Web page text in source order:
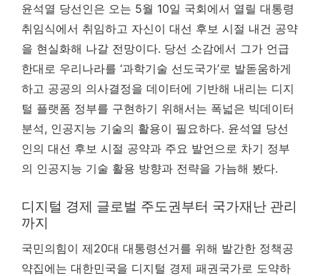
윤석열 당선인은 오는 5월 10일 국회에서 열릴 대통령
취임식에서 취임하고 자신이 대선 후보 시절 내건 공약
을 현실화해 나갈 전망이다. 당선 소감에서 그가 언급
한대로 우리나라를 ‘과학기술 선도국가’로 발돋움하게
하고 공공의 의사결정을 데이터에 기반해 내리는 디지
털 플랫폼 정부를 구현하기 위해서는 폭넓은 빅데이터
분석, 인공지능 기술의 활용이 필요하다. 윤석열 당선
인의 대선 후보 시절 공약과 주요 발언으로 차기 정부
의 인공지능 기술 활용 방향과 전략을 가늠해 봤다.
디지털 경제 글로벌 주도권부터 국가재난 관리
까지
국민의힘이 제20대 대통령선거를 위해 발간한 정책공
약집에는 대한민국을 디지털 경제 패권국가로 도약하